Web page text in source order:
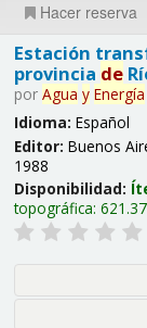
Hacer reserva
Estación
provincia de
por Agua y Energía
Idioma: Español
Editor: Buenos
1988
Disponibilidad:
topográfica: